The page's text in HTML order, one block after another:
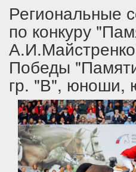
Региональные
по конкуру
Победы
гр. "В", юноши,